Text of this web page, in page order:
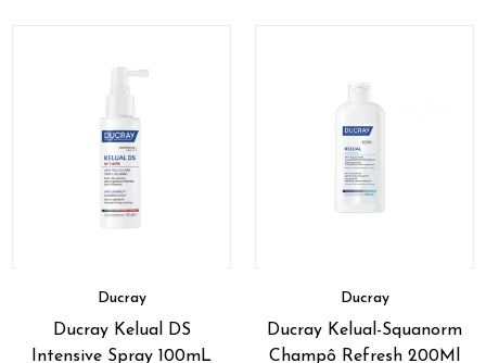
Ducray
Ducray Kelual DS
Intensive Spray 100mL
Ducray
Ducray Kelual-Squanorm
Champô Refresh 200Ml